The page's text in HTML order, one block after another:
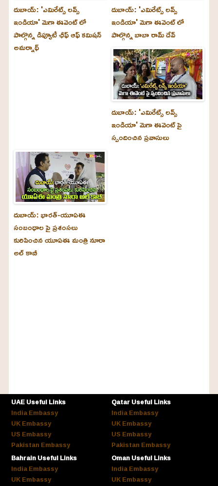
దుబాయ్‌: 'ఎమిరేట్స్ లవ్స్
ఇండియా' మెగా ఈవెంట్ లో
పాల్గొన్న డిప్యూటీ ఛీఫ్ ఆఫ్ కమిషన్
అమర్నాథ్
దుబాయ్‌: 'ఎమిరేట్స్ లవ్స్
ఇండియా' మెగా ఈవెంట్ లో
పాల్గొన్న బాబా రామ్ దేవ్
దుబాయ్‌: 'ఎమిరేట్స్ లవ్స్
ఇండియా' మెగా ఈవెంట్ పై
స్పందించిన ప్రవాసులు
దుబాయ్‌: భారత్-యూఏఈ
సంబంధాల పై ప్రశంసలు
కురిపించిన యూఏఈ మంత్రి నూరా
అల్‌ కాబీ
UAE Useful Links
India Embassy
UK Embassy
US Embassy
Pakistan Embassy
Qatar Useful Links
India Embassy
UK Embassy
US Embassy
Pakistan Embassy
Bahrain Useful Links
India Embassy
UK Embassy
Oman Useful Links
India Embassy
UK Embassy